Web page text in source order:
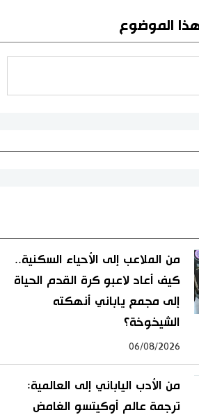
الموضوع
من الملاعب إلى الأحياء السكنية..
كيف أعاد لاعبو كرة القدم الحياة
إلى مجمع ياباني أنهكته
الشيخوخة؟
06/08/2026
من الأدب الياباني إلى العالمية:
ترجمة عالم أوكيتسو الغامض